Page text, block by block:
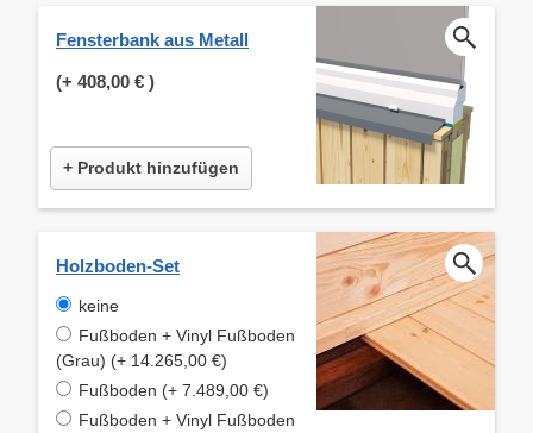
Fensterbank aus Metall
(+ 408,00 € )
+ Produkt hinzufügen
Holzboden-Set
keine
Fußboden + Vinyl Fußboden
(Grau) (+ 14.265,00 €)
Fußboden (+ 7.489,00 €)
Fußboden + Vinyl Fußboden